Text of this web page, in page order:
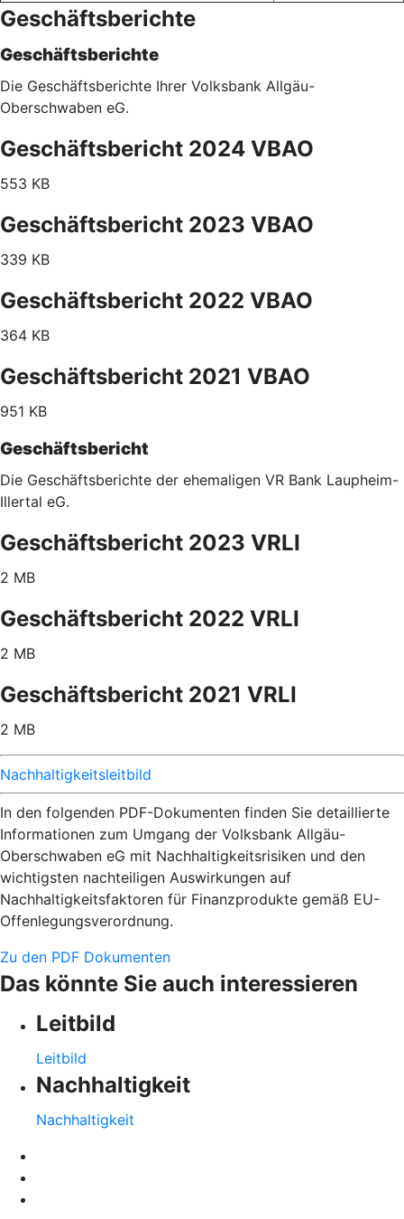
Geschäftsberichte
Geschäftsberichte
Die Geschäftsberichte Ihrer Volksbank Allgäu-
Oberschwaben eG.
Geschäftsbericht 2024 VBAO
553 KB
Geschäftsbericht 2023 VBAO
339 KB
Geschäftsbericht 2022 VBAO
364 KB
Geschäftsbericht 2021 VBAO
951 KB
Geschäftsbericht
Die Geschäftsberichte der ehemaligen VR Bank Laupheim-
Illertal eG.
Geschäftsbericht 2023 VRLI
2 MB
Geschäftsbericht 2022 VRLI
2 MB
Geschäftsbericht 2021 VRLI
2 MB
Nachhaltigkeitsleitbild
In den folgenden PDF-Dokumenten finden Sie detaillierte
Informationen zum Umgang der Volksbank Allgäu-
Oberschwaben eG mit Nachhaltigkeitsrisiken und den
wichtigsten nachteiligen Auswirkungen auf
Nachhaltigkeitsfaktoren für Finanzprodukte gemäß EU-
Offenlegungsverordnung.
Zu den PDF Dokumenten
Das könnte Sie auch interessieren
Leitbild
Leitbild
Nachhaltigkeit
Nachhaltigkeit